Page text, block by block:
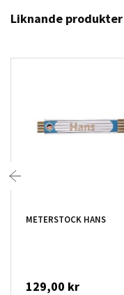
Liknande produkter
METERSTOCK HANS
129,00 kr